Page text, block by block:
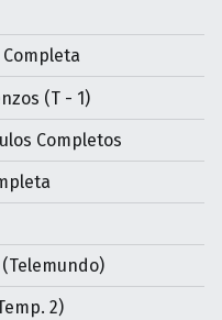
(T - 1)
Completos
2)